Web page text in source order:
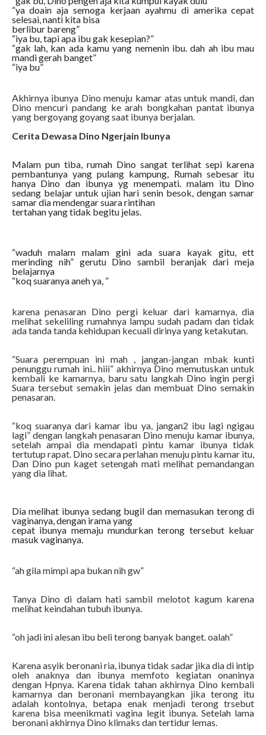
“ya doain aja semoga kerjaan ayahmu di amerika cepat
selesai, nanti kita bisa
berlibur bareng”
“iya bu, tapi apa ibu gak kesepian?”
“gak lah, kan ada kamu yang nemenin ibu. dah ah ibu mau
mandi gerah banget”
“iya bu”
Akhirnya ibunya Dino menuju kamar atas untuk mandi, dan
Dino mencuri pandang ke arah bongkahan pantat ibunya
yang bergoyang goyang saat ibunya berjalan.
Cerita Dewasa Dino Ngerjain Ibunya
Malam pun tiba, rumah Dino sangat terlihat sepi karena
pembantunya yang pulang kampung, Rumah sebesar itu
hanya Dino dan ibunya yg menempati. malam itu Dino
sedang belajar untuk ujian hari senin besok, dengan samar
samar dia mendengar suara rintihan
tertahan yang tidak begitu jelas.
“waduh malam malam gini ada suara kayak gitu, ett
merinding nih” gerutu Dino sambil beranjak dari meja
belajarnya
“koq suaranya aneh ya, ”
karena penasaran Dino pergi keluar dari kamarnya, dia
melihat sekeliling rumahnya lampu sudah padam dan tidak
ada tanda tanda kehidupan kecuali dirinya yang ketakutan.
“Suara perempuan ini mah , jangan-jangan mbak kunti
penunggu rumah ini.. hiii” akhirnya Dino memutuskan untuk
kembali ke kamarnya, baru satu langkah Dino ingin pergi
Suara tersebut semakin jelas dan membuat Dino semakin
penasaran.
“koq suaranya dari kamar ibu ya, jangan2 ibu lagi ngigau
lagi” dengan langkah penasaran Dino menuju kamar ibunya,
setelah ampai dia mendapati pintu kamar ibunya tidak
tertutup rapat. Dino secara perlahan menuju pintu kamar itu,
Dan Dino pun kaget setengah mati melihat pemandangan
yang dia lihat.
Dia melihat ibunya sedang bugil dan memasukan terong di
vaginanya, dengan irama yang
cepat ibunya memaju mundurkan terong tersebut keluar
masuk vaginanya.
“ah gila mimpi apa bukan nih gw”
Tanya Dino di dalam hati sambil melotot kagum karena
melihat keindahan tubuh ibunya.
“oh jadi ini alesan ibu beli terong banyak banget. oalah”
Karena asyik beronani ria, ibunya tidak sadar jika dia di intip
oleh anaknya dan ibunya memfoto kegiatan onaninya
dengan Hpnya. Karena tidak tahan akhirnya Dino kembali
kamarnya dan beronani membayangkan jika terong itu
adalah kontolnya, betapa enak menjadi terong trsebut
karena bisa meenikmati vagina legit ibunya. Setelah lama
beronani akhirnya Dino klimaks dan tertidur lemas.